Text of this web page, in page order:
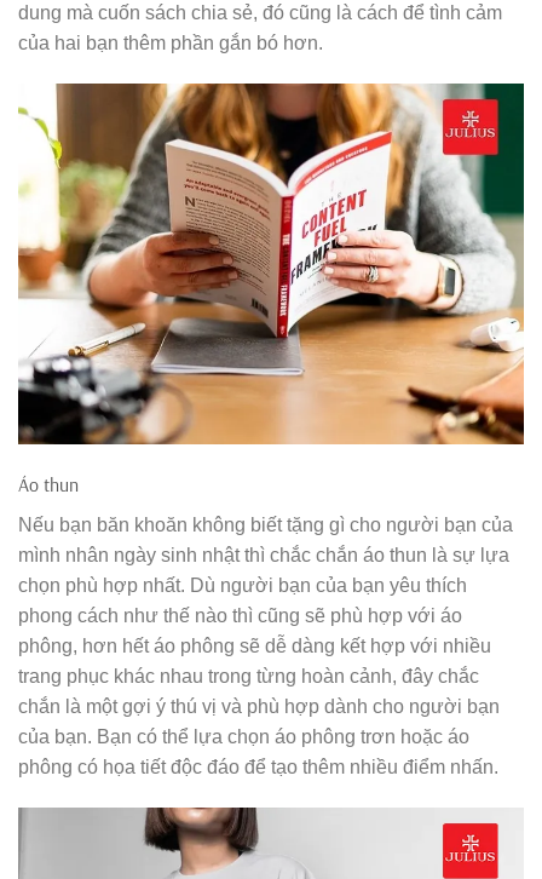
dung mà cuốn sách chia sẻ, đó cũng là cách để tình cảm
của hai bạn thêm phần gắn bó hơn.
Áo thun
Nếu bạn băn khoăn không biết tặng gì cho người bạn của
mình nhân ngày sinh nhật thì chắc chắn áo thun là sự lựa
chọn phù hợp nhất. Dù người bạn của bạn yêu thích
phong cách như thế nào thì cũng sẽ phù hợp với áo
phông, hơn hết áo phông sẽ dễ dàng kết hợp với nhiều
trang phục khác nhau trong từng hoàn cảnh, đây chắc
chắn là một gợi ý thú vị và phù hợp dành cho người bạn
của bạn. Bạn có thể lựa chọn áo phông trơn hoặc áo
phông có họa tiết độc đáo để tạo thêm nhiều điểm nhấn.